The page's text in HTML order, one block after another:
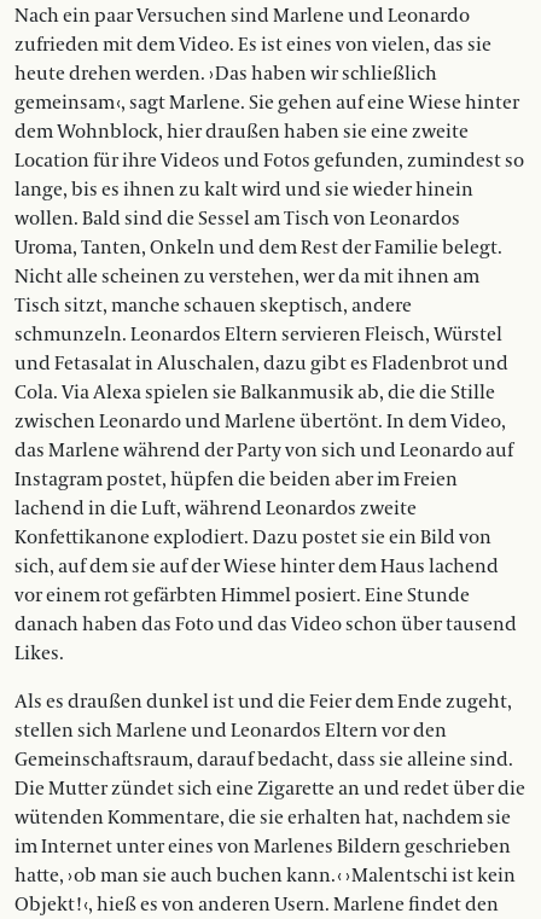
Nach ein paar Versuchen sind Marlene und Leonardo
zufrieden mit dem Video. Es ist eines von vielen, das sie
heute drehen werden. › Das haben wir schließlich
gemeinsam ‹, sagt Marlene. Sie gehen auf eine Wiese hinter
dem Wohnblock, hier draußen haben sie eine zweite
Location für ihre Videos und Fotos gefunden, zumindest so
lange, bis es ihnen zu kalt wird und sie wieder hinein
wollen. Bald sind die Sessel am Tisch von Leonardos
Uroma, Tanten, Onkeln und dem Rest der Familie belegt.
Nicht alle scheinen zu verstehen, wer da mit ihnen am
Tisch sitzt, manche schauen skeptisch, andere
schmunzeln. Leonardos Eltern servieren Fleisch, Würstel
und Fetasalat in Aluschalen, dazu gibt es Fladenbrot und
Cola. Via Alexa spielen sie Balkanmusik ab, die die Stille
zwischen Leonardo und Marlene übertönt. In dem Video,
das Marlene während der Party von sich und Leonardo auf
Instagram postet, hüpfen die beiden aber im Freien
lachend in die Luft, während Leonardos zweite
Konfettikanone explodiert. Dazu postet sie ein Bild von
sich, auf dem sie auf der Wiese hinter dem Haus lachend
vor einem rot gefärbten Himmel posiert. Eine Stunde
danach haben das Foto und das Video schon über tausend
Likes.
Als es draußen dunkel ist und die Feier dem Ende zugeht,
stellen sich Marlene und Leonardos Eltern vor den
Gemeinschaftsraum, darauf bedacht, dass sie alleine sind.
Die Mutter zündet sich eine Zigarette an und redet über die
wütenden Kommentare, die sie erhalten hat, nachdem sie
im Internet unter eines von Marlenes Bildern geschrieben
hatte, › ob man sie auch buchen kann. ‹ › Malentschi ist kein
Objekt! ‹, hieß es von anderen Usern. Marlene findet den